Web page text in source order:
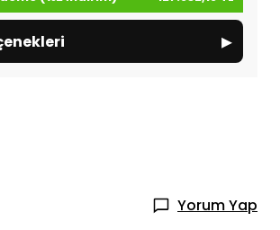
▸
Yorum Yap